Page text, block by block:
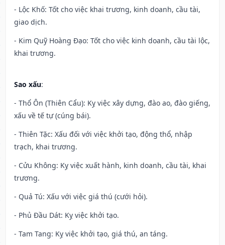
- Lộc Khố: Tốt cho việc khai trương, kinh doanh, cầu tài,
giao dịch.
- Kim Quỹ Hoàng Đạo: Tốt cho việc kinh doanh, cầu tài lộc,
khai trương.
Sao xấu:
- Thổ Ôn (Thiên Cẩu): Kỵ việc xây dựng, đào ao, đào giếng,
xấu về tế tự (cúng bái).
- Thiên Tặc: Xấu đối với việc khởi tạo, động thổ, nhập
trạch, khai trương.
- Cửu Không: Kỵ việc xuất hành, kinh doanh, cầu tài, khai
trương.
- Quả Tú: Xấu với việc giá thú (cưới hỏi).
- Phủ Đầu Dát: Kỵ việc khởi tạo.
- Tam Tang: Kỵ việc khởi tạo, giá thú, an táng.